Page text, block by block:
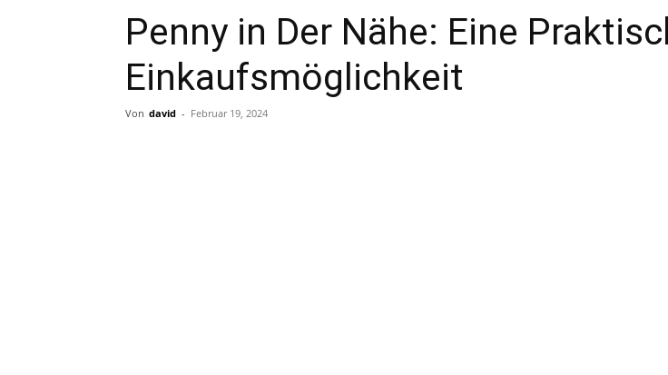
Penny in Der Nähe: Eine
Einkaufsmöglichkeit
Von david - Februar 19, 2024